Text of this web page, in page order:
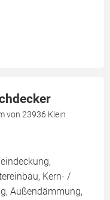
von 23936 Klein
Kern- /
Außendämmung,